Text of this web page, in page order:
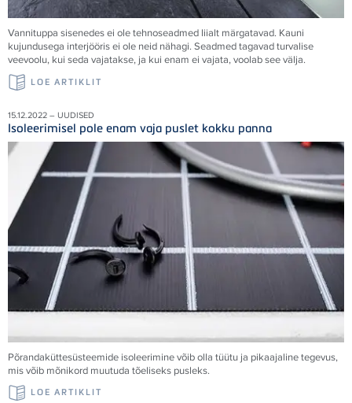
Vannituppa sisenedes ei ole tehnoseadmed liialt märgatavad. Kauni
kujundusega interjööris ei ole neid nähagi. Seadmed tagavad turvalise
veevoolu, kui seda vajatakse, ja kui enam ei vajata, voolab see välja.
LOE ARTIKLIT
15.12.2022 – UUDISED
Isoleerimisel pole enam vaja puslet kokku panna
Põrandaküttesüsteemide isoleerimine võib olla tüütu ja pikaajaline tegevus,
mis võib mõnikord muutuda tõeliseks pusleks.
LOE ARTIKLIT